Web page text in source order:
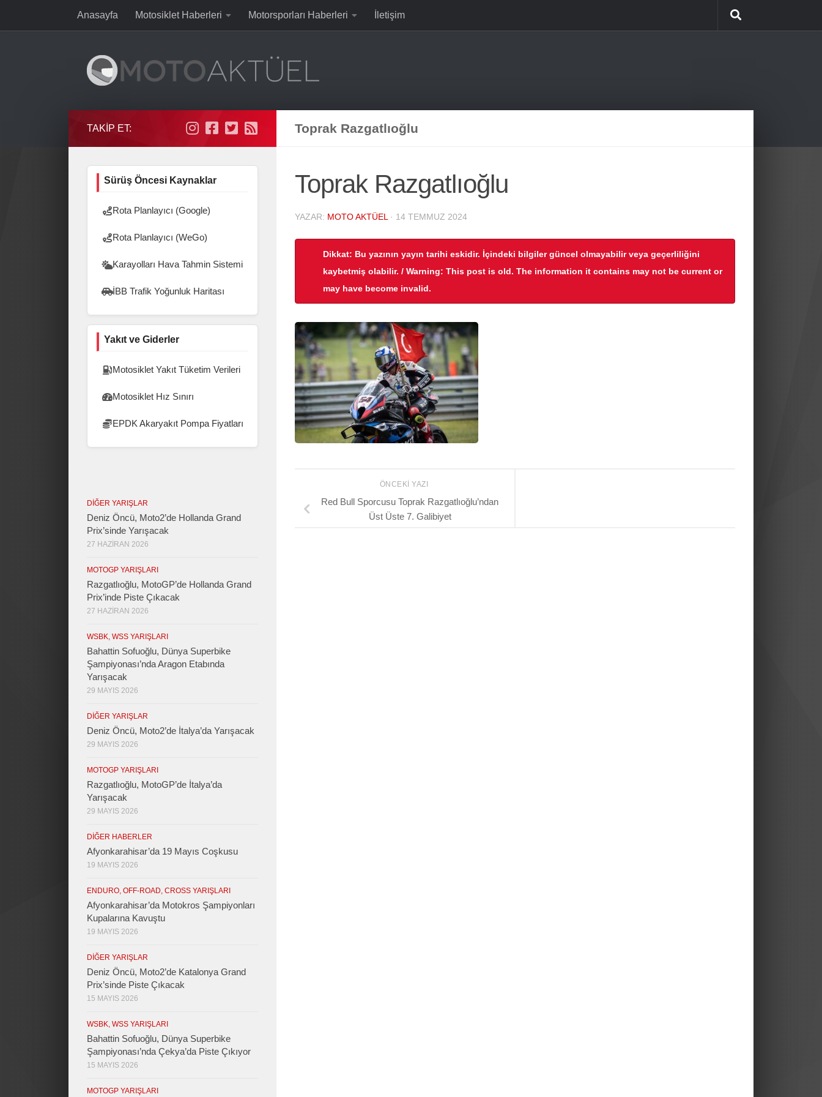
Skip to contentAnasayfa Motosiklet Haberleri Motorsporları Haberleri İletişim
Toprak Razgatlıoğlu
Toprak Razgatlıoğlu
YAZAR: MOTO AKTÜEL · 14 TEMMUZ 2024
Dikkat: Bu yazının yayın tarihi eskidir. İçindeki bilgiler güncel olmayabilir veya geçerliliğini
kaybetmiş olabilir. / Warning: This post is old. The information it contains may not be current or
may have become invalid.
ÖNCEKI YAZI
Red Bull Sporcusu Toprak Razgatlıoğlu’ndan
Üst Üste 7. Galibiyet
TAKIP ET:
Sürüş Öncesi Kaynaklar
Rota Planlayıcı (Google)
Rota Planlayıcı (WeGo)
Karayolları Hava Tahmin Sistemi
İBB Trafik Yoğunluk Haritası
Yakıt ve Giderler
Motosiklet Yakıt Tüketim Verileri
Motosiklet Hız Sınırı
EPDK Akaryakıt Pompa Fiyatları
DIĞER YARIŞLAR
Deniz Öncü, Moto2’de Hollanda Grand
Prix’sinde Yarışacak
27 HAZIRAN 2026
MOTOGP YARIŞLARI
Razgatlıoğlu, MotoGP’de Hollanda Grand
Prix’inde Piste Çıkacak
27 HAZIRAN 2026
WSBK, WSS YARIŞLARI
Bahattin Sofuoğlu, Dünya Superbike
Şampiyonası’nda Aragon Etabında
Yarışacak
29 MAYIS 2026
DIĞER YARIŞLAR
Deniz Öncü, Moto2’de İtalya’da Yarışacak
29 MAYIS 2026
MOTOGP YARIŞLARI
Razgatlıoğlu, MotoGP’de İtalya’da
Yarışacak
29 MAYIS 2026
DIĞER HABERLER
Afyonkarahisar’da 19 Mayıs Coşkusu
19 MAYIS 2026
ENDURO, OFF-ROAD, CROSS YARIŞLARI
Afyonkarahisar’da Motokros Şampiyonları
Kupalarına Kavuştu
19 MAYIS 2026
DIĞER YARIŞLAR
Deniz Öncü, Moto2’de Katalonya Grand
Prix’sinde Piste Çıkacak
15 MAYIS 2026
WSBK, WSS YARIŞLARI
Bahattin Sofuoğlu, Dünya Superbike
Şampiyonası’nda Çekya’da Piste Çıkıyor
15 MAYIS 2026
MOTOGP YARIŞLARI